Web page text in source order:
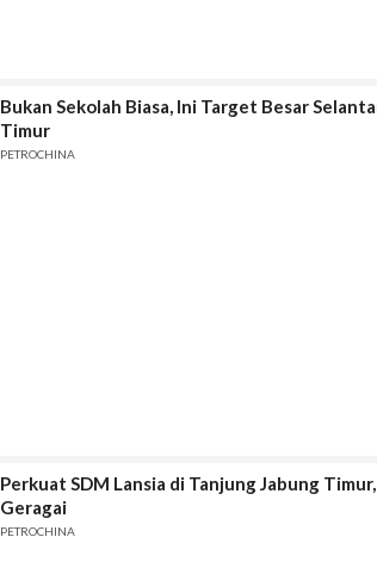
Bukan Sekolah Biasa, Ini Target Besar
Timur
PETROCHINA
Perkuat SDM Lansia di Tanjung Jabung
Geragai
PETROCHINA